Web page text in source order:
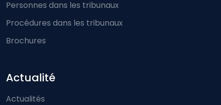
Personnes dans les tribunaux
Procédures dans les tribunaux
Brochures
Actualité
Actualités